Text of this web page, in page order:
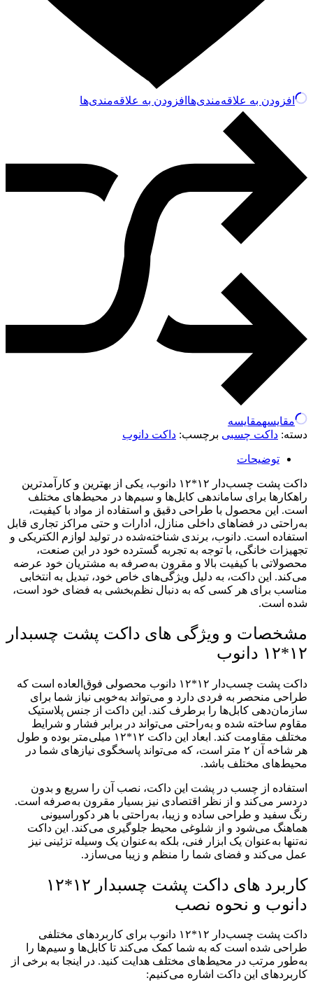
افزودن به علاقه‌مندی‌ها افزودن به علاقه‌مندی‌ها
مقایسهمقایسه
دسته: داکت چسبی برچسب: داکت دانوب
توضیحات
داکت پشت چسب‌دار ۱۲*۱۲ دانوب، یکی از بهترین و کارآمدترین
راهکارها برای ساماندهی کابل‌ها و سیم‌ها در محیط‌های مختلف
است. این محصول با طراحی دقیق و استفاده از مواد با کیفیت،
به‌راحتی در فضاهای داخلی منازل، ادارات و حتی مراکز تجاری قابل
استفاده است. دانوب، برندی شناخته‌شده در تولید لوازم الکتریکی و
تجهیزات خانگی، با توجه به تجربه گسترده خود در این صنعت،
محصولاتی با کیفیت بالا و مقرون به‌صرفه به مشتریان خود عرضه
می‌کند. این داکت، به دلیل ویژگی‌های خاص خود، تبدیل به انتخابی
مناسب برای هر کسی که به دنبال نظم‌بخشی به فضای خود است،
شده است.
مشخصات و ویژگی های داکت پشت چسبدار
۱۲*۱۲ دانوب
داکت پشت چسب‌دار ۱۲*۱۲ دانوب محصولی فوق‌العاده است که
طراحی منحصر به فردی دارد و می‌تواند به‌خوبی نیاز شما برای
سازمان‌دهی کابل‌ها را برطرف کند. این داکت از جنس پلاستیک
مقاوم ساخته شده و به‌راحتی می‌تواند در برابر فشار و شرایط
مختلف مقاومت کند. ابعاد این داکت ۱۲*۱۲ میلی‌متر بوده و طول
هر شاخه آن ۲ متر است، که می‌تواند پاسخگوی نیازهای شما در
محیط‌های مختلف باشد.
استفاده از چسب در پشت این داکت، نصب آن را سریع و بدون
دردسر می‌کند و از نظر اقتصادی نیز بسیار مقرون به‌صرفه است.
رنگ سفید و طراحی ساده و زیبا، به‌راحتی با هر دکوراسیونی
هماهنگ می‌شود و از شلوغی محیط جلوگیری می‌کند. این داکت
نه‌تنها به‌عنوان یک ابزار فنی، بلکه به‌عنوان یک وسیله تزئینی نیز
عمل می‌کند و فضای شما را منظم و زیبا می‌سازد.
کاربرد های داکت پشت چسبدار ۱۲*۱۲
دانوب و نحوه نصب
داکت پشت چسب‌دار ۱۲*۱۲ دانوب برای کاربردهای مختلفی
طراحی شده است که به شما کمک می‌کند تا کابل‌ها و سیم‌ها را
به‌طور مرتب در محیط‌های مختلف هدایت کنید. در اینجا به برخی از
کاربردهای این داکت اشاره می‌کنیم: